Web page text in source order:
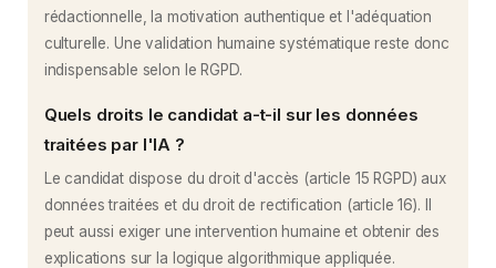
rédactionnelle, la motivation authentique et l'adéquation
culturelle. Une validation humaine systématique reste donc
indispensable selon le RGPD.
Quels droits le candidat a-t-il sur les données
traitées par l'IA ?
Le candidat dispose du droit d'accès (article 15 RGPD) aux
données traitées et du droit de rectification (article 16). Il
peut aussi exiger une intervention humaine et obtenir des
explications sur la logique algorithmique appliquée.